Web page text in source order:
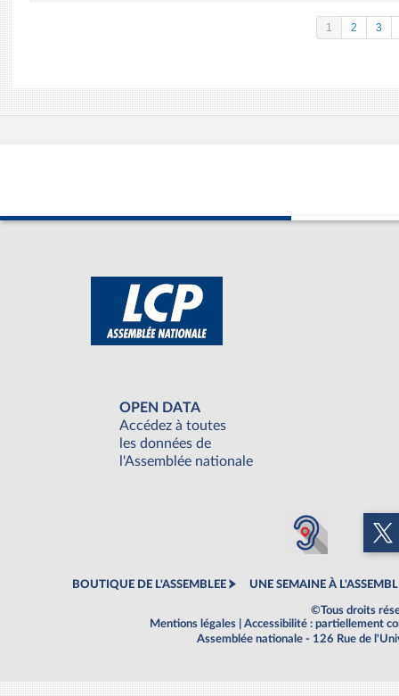
1 2 3
OPEN DATA
Accédez à toutes
les données de
l'Assemblée nationale
BOUTIQUE DE L'ASSEMBLEE UNE SEMAINE À
©Tous droits
Mentions légales
Accessibilité : partiellement
Assemblée nationale - 126 Rue de